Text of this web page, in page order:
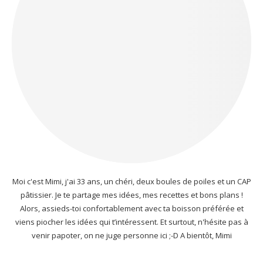
Moi c'est Mimi, j'ai 33 ans, un chéri, deux boules de poiles et un CAP
pâtissier. Je te partage mes idées, mes recettes et bons plans !
Alors, assieds-toi confortablement avec ta boisson préférée et
viens piocher les idées qui t’intéressent. Et surtout, n'hésite pas à
venir papoter, on ne juge personne ici ;-D A bientôt, Mimi